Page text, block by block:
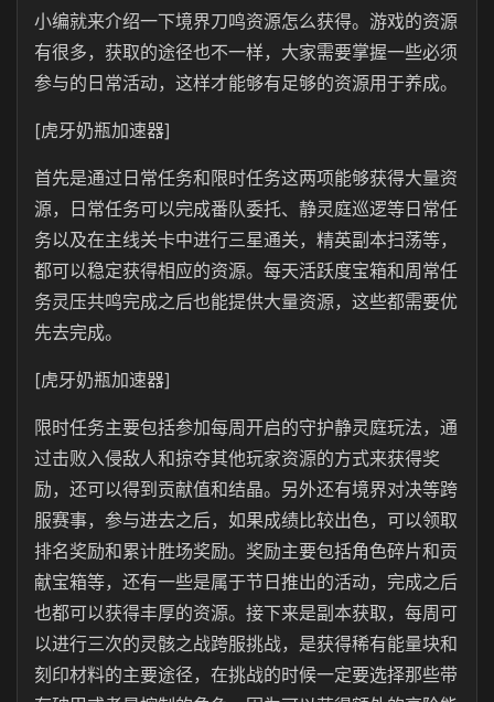
小编就来介绍一下境界刀鸣资源怎么获得。游戏的资源
有很多，获取的途径也不一样，大家需要掌握一些必须
参与的日常活动，这样才能够有足够的资源用于养成。
[虎牙奶瓶加速器]
首先是通过日常任务和限时任务这两项能够获得大量资
源，日常任务可以完成番队委托、静灵庭巡逻等日常任
务以及在主线关卡中进行三星通关，精英副本扫荡等，
都可以稳定获得相应的资源。每天活跃度宝箱和周常任
务灵压共鸣完成之后也能提供大量资源，这些都需要优
先去完成。
[虎牙奶瓶加速器]
限时任务主要包括参加每周开启的守护静灵庭玩法，通
过击败入侵敌人和掠夺其他玩家资源的方式来获得奖
励，还可以得到贡献值和结晶。另外还有境界对决等跨
服赛事，参与进去之后，如果成绩比较出色，可以领取
排名奖励和累计胜场奖励。奖励主要包括角色碎片和贡
献宝箱等，还有一些是属于节日推出的活动，完成之后
也都可以获得丰厚的资源。接下来是副本获取，每周可
以进行三次的灵骸之战跨服挑战，是获得稀有能量块和
刻印材料的主要途径，在挑战的时候一定要选择那些带